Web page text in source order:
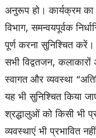
अनुरूप हो। कार्यक्रम
विभाग, समन्वयपूर्वक
पूर्ण करना सुनिश्चित
सभी विद्वतजन, कलाकारों
स्वागत और व्यवस्था
यह भी सुनिश्चित किया
श्रद्धालुओं को किसी भी
व्यवस्थाएं भी प्रभावित